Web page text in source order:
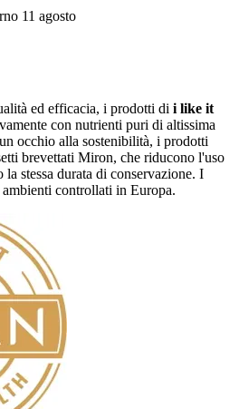
11 agosto
ed efficacia, i prodotti di i like it
con nutrienti puri di altissima
occhio alla sostenibilità, i prodotti
brevettati Miron, che riducono l'uso
stessa durata di conservazione. I
controllati in Europa.